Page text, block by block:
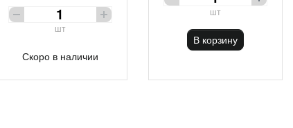
шт
Скоро в наличии
шт
В корзину